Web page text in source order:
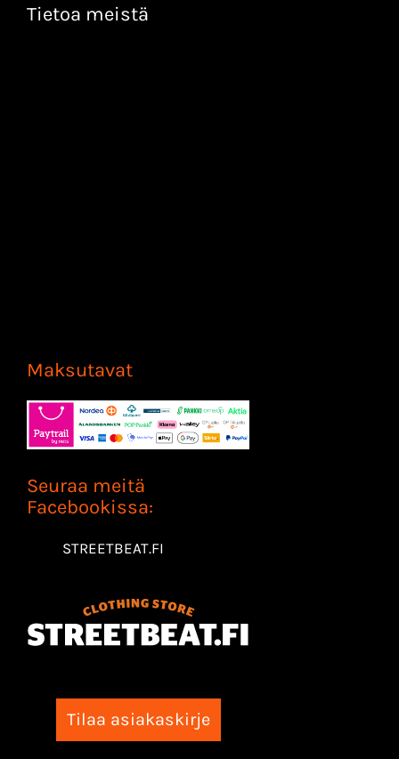
Tietoa meistä
Maksutavat
Seuraa meitä
Facebookissa:
STREETBEAT.FI